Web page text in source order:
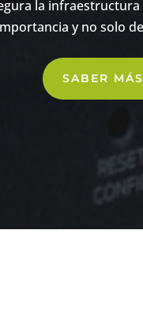
la
y no solo
SABER MÁS